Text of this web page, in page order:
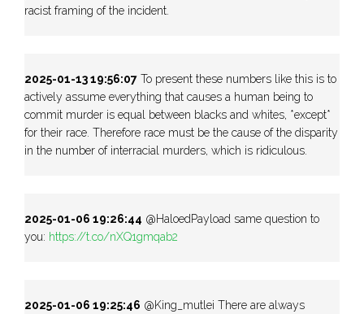
racist framing of the incident.
2025-01-13 19:56:07 To present these numbers like this is to
actively assume everything that causes a human being to
commit murder is equal between blacks and whites, *except*
for their race. Therefore race must be the cause of the disparity
in the number of interracial murders, which is ridiculous.
2025-01-06 19:26:44 @HaloedPayload same question to
you: https://t.co/nXQ1gmqab2
2025-01-06 19:25:46 @King_mutlei There are always